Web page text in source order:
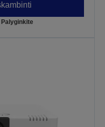
Palyginkite